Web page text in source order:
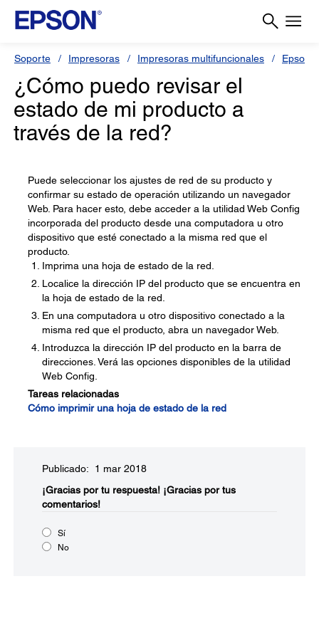
Soporte Impresoras Impresoras multifuncionales Epson L
¿Cómo puedo revisar el
estado de mi producto a
través de la red?
Puede seleccionar los ajustes de red de su producto y
confirmar su estado de operación utilizando un navegador
Web. Para hacer esto, debe acceder a la utilidad Web Config
incorporada del producto desde una computadora u otro
dispositivo que esté conectado a la misma red que el
producto.
Imprima una hoja de estado de la red.
Localice la dirección IP del producto que se encuentra en
la hoja de estado de la red.
En una computadora u otro dispositivo conectado a la
misma red que el producto, abra un navegador Web.
Introduzca la dirección IP del producto en la barra de
direcciones. Verá las opciones disponibles de la utilidad
Web Config.
Tareas relacionadas
Cómo imprimir una hoja de estado de la red
Publicado: 1 mar 2018
¡Gracias por tu respuesta! ¡Gracias por tus
comentarios!
Sí
No